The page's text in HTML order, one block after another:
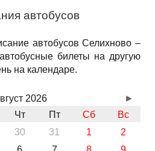
автобусов
автобусов Селихново –
билеты на другую
на календаре.
2026
Чт Пт Сб
Вс
30 31 1
2
►